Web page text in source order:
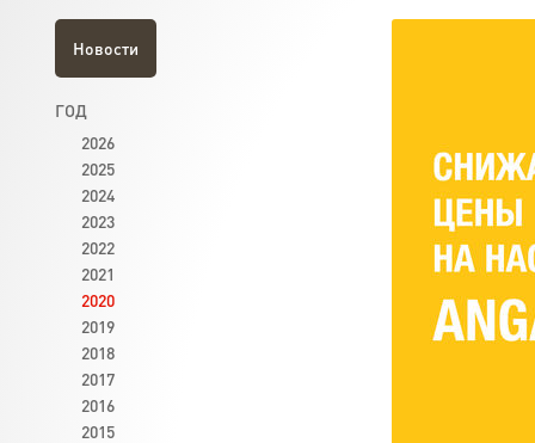
Новости
ГОД
2026
2025
2024
2023
2022
2021
2020
2019
2018
2017
2016
2015